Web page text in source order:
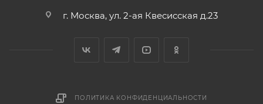
г. Москва, ул. 2-ая Квесисская д.23
ПОЛИТИКА КОНФИДЕНЦИАЛЬНОСТИ